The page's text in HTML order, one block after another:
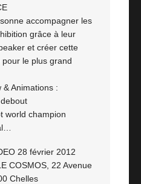
accompagner les
grâce à leur
et créer cette
le plus grand
& Animations :
world champion
28 février 2012
COSMOS, 22 Avenue
Chelles